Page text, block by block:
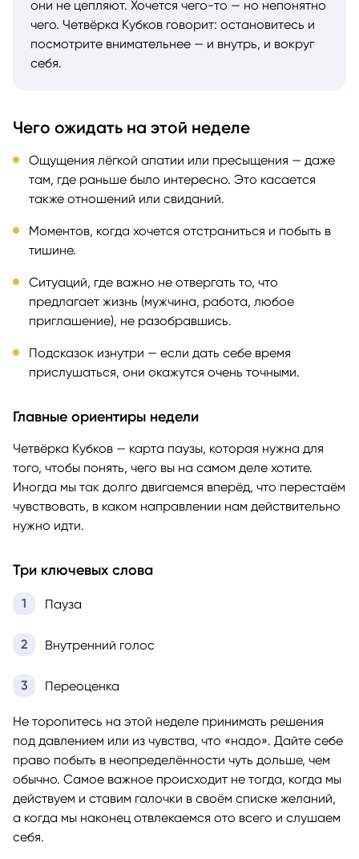
они не цепляют. Хочется чего-то — но непонятно
чего. Четвёрка Кубков говорит: остановитесь и
посмотрите внимательнее — и внутрь, и вокруг
себя.
Чего ожидать на этой неделе
Ощущения лёгкой апатии или пресыщения — даже
там, где раньше было интересно. Это касается
также отношений или свиданий.
Моментов, когда хочется отстраниться и побыть в
тишине.
Ситуаций, где важно не отвергать то, что
предлагает жизнь (мужчина, работа, любое
приглашение), не разобравшись.
Подсказок изнутри — если дать себе время
прислушаться, они окажутся очень точными.
Главные ориентиры недели
Четвёрка Кубков — карта паузы, которая нужна для
того, чтобы понять, чего вы на самом деле хотите.
Иногда мы так долго двигаемся вперёд, что перестаём
чувствовать, в каком направлении нам действительно
нужно идти.
Три ключевых слова
Пауза
Внутренний голос
Переоценка
Не торопитесь на этой неделе принимать решения
под давлением или из чувства, что «надо». Дайте себе
право побыть в неопределённости чуть дольше, чем
обычно. Самое важное происходит не тогда, когда мы
действуем и ставим галочки в своём списке желаний,
а когда мы наконец отвлекаемся ото всего и слушаем
себя.